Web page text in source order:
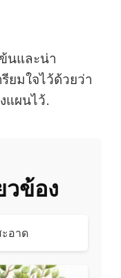
นและน่า
ยมใจไว้ด้วยว่า
แผนไว้.
ข้อง
อาด